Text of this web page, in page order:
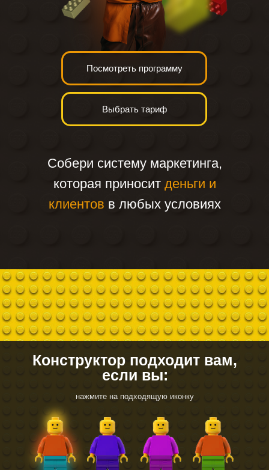
Собери систему маркетинга,
которая приносит деньги и
клиентов в любых условиях
Выбрать тариф
Посмотреть программу
Конструктор подходит вам,
если вы:
нажмите на подходящую иконку